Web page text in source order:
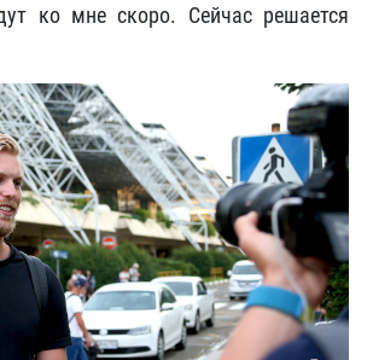
ко мне скоро. Сейчас решается